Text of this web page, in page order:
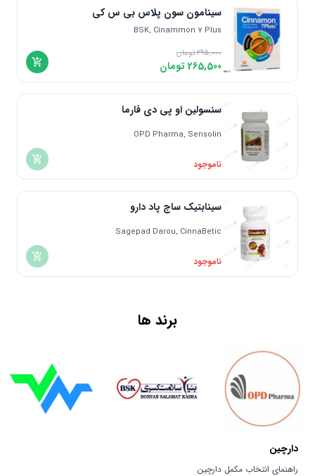
تحت لیسانس فرانسه | France
تحت لیسانس بلژیک | Belgium
تحت لیسانس کانادا | Canada
تحت لیسانس استرالیا | Australia
تحت لیسانس سوییس | Switzerland
تحت لیسانس انگلیس | England
تحت لیسانس اسپانیا | Spain
تحت لیسانس اتریش | Austria
تحت لیسانس چک | Czech
هلند | Nederland
لهستان | Poland
هند | India
تحت لیسانس ترکیه | Turkey
تحت لیسانس آمریکا | America
تایوان | Taiwan
ویتنام
چین | China
سینامون سون پلاس بی س کی
BSK, Cinammon 7 Plus
295,000تومان
265,500تومان
سنسولین او پی دی فارما
OPD Pharma, Sensolin
ناموجود
سینابتیک ساج پاد دارو
Sagepad Darou, CinnaBetic
ناموجود
برند ها
دارچین
راهنمای انتخاب مکمل دارچین